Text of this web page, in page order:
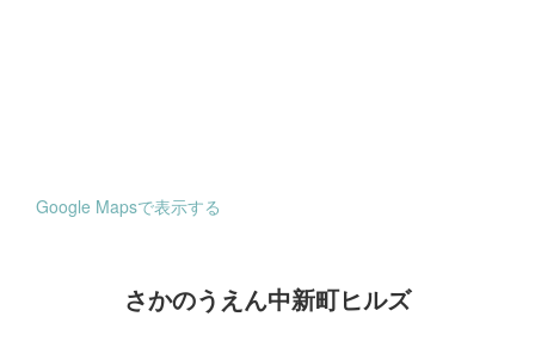
Google Mapsで表示する
さかのうえん中新町ヒルズ